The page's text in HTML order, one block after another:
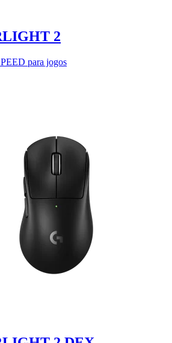
2
para jogos